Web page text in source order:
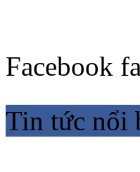
Facebook
Tin tức nổi